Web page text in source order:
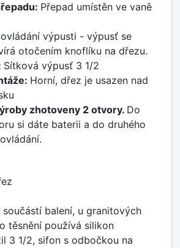
Přepad umístěn ve vaně
výpusti - výpusť se
otočením knoflíku na dřezu.
Sítková výpusť 3 1/2
Horní, dřez je usazen nad
zhotoveny 2 otvory. Do
si dáte baterii a do druhého
součástí balení, u granitových
těsnění používá silikon
3 1/2, sifon s odbočkou na